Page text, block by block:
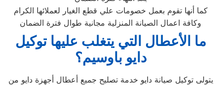
كما أنها تقوم بعمل خصومات علي قطع الغيار لعملائها الكرام
وكافة اعمال الصيانة المنزلية مجانية طوال فترة الضمان
ما الأعطال التي يتغلب عليها توكيل
دايو باوسيم؟
يتولى توكيل صيانة دايو خدمة تصليح جميع أعطال أجهزة دايو من